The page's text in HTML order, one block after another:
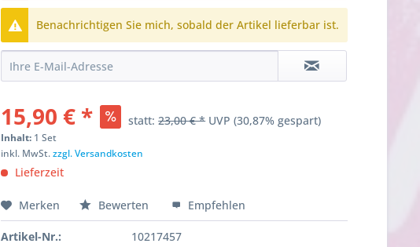
Benachrichtigen Sie mich, sobald der Artikel lieferbar ist.
15,90 € * statt:23,00 € *UVP(30,87% gespart)
Inhalt: 1 Set
inkl. MwSt.zzgl. Versandkosten
Lieferzeit
Merken Bewerten Empfehlen
Artikel-Nr.:
10217457